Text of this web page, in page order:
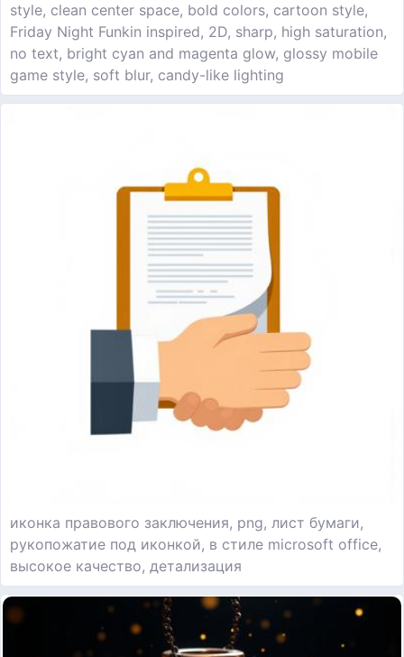
style, clean center space, bold colors, cartoon style,
Friday Night Funkin inspired, 2D, sharp, high saturation,
no text, bright cyan and magenta glow, glossy mobile
game style, soft blur, candy-like lighting
иконка правового заключения, png, лист бумаги,
рукопожатие под иконкой, в стиле microsoft office,
высокое качество, детализация